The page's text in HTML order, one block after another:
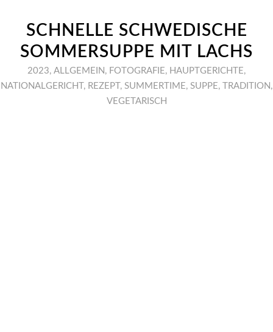
SCHNELLE SCHWEDISCHE
SOMMERSUPPE MIT LACHS
2023, ALLGEMEIN , FOTOGRAFIE, HAUPTGERICHTE,
NATIONALGERICHT, REZEPT, SUMMERTIME, SUPPE, TRADITION ,
VEGETARISCH